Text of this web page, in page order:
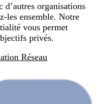
d’autres organisations
les ensemble. Notre
vous permet
privés.
Réseau